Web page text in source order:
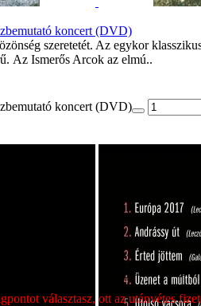
koncert (DVD)
szeretetét. Az egykor
Az Ismerős Arcok az elmú..
koncert (DVD)
nevét, majd a megjelenő címek
választasz, ott az utánvétes